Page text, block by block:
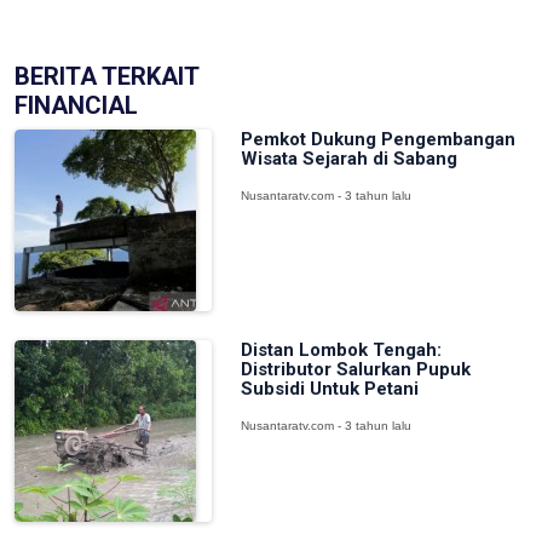
BERITA TERKAIT
FINANCIAL
Pemkot Dukung Pengembangan
Wisata Sejarah di Sabang
Nusantaratv.com - 3 tahun lalu
Distan Lombok Tengah:
Distributor Salurkan Pupuk
Subsidi Untuk Petani
Nusantaratv.com - 3 tahun lalu